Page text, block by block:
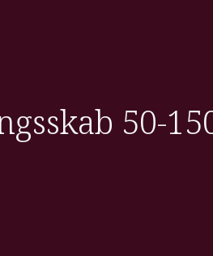
50-